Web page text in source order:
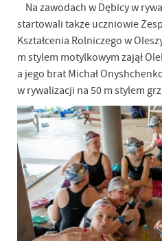
Na zawodach w Dębicy w
startowali także uczniowie
Kształcenia Rolniczego w
m stylem motylkowym zajął
a jego brat Michał
w rywalizacji na 50 m stylem